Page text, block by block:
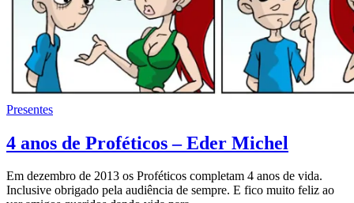
Presentes
4 anos de Proféticos – Eder Michel
Em dezembro de 2013 os Proféticos completam 4 anos de vida.
Inclusive obrigado pela audiência de sempre. E fico muito feliz ao